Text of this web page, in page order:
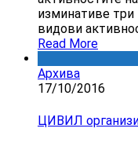
изминативе
видови
Read More
Архива
17/10/2016
ЦИВИЛ